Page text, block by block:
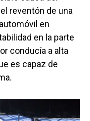
reventón de una
en
en la parte
conducía a alta
es capaz de